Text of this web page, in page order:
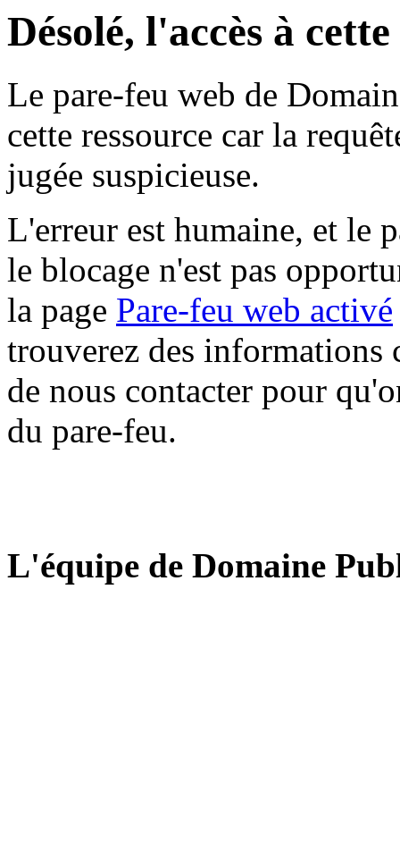
Désolé, l'accès à
Le pare-feu web de
cette ressource car la
jugée suspicieuse.
L'erreur est humaine, et le
le blocage n'est pas
la page Pare-feu web activé
trouverez des informations
de nous contacter pour
du pare-feu.
L'équipe de Domaine